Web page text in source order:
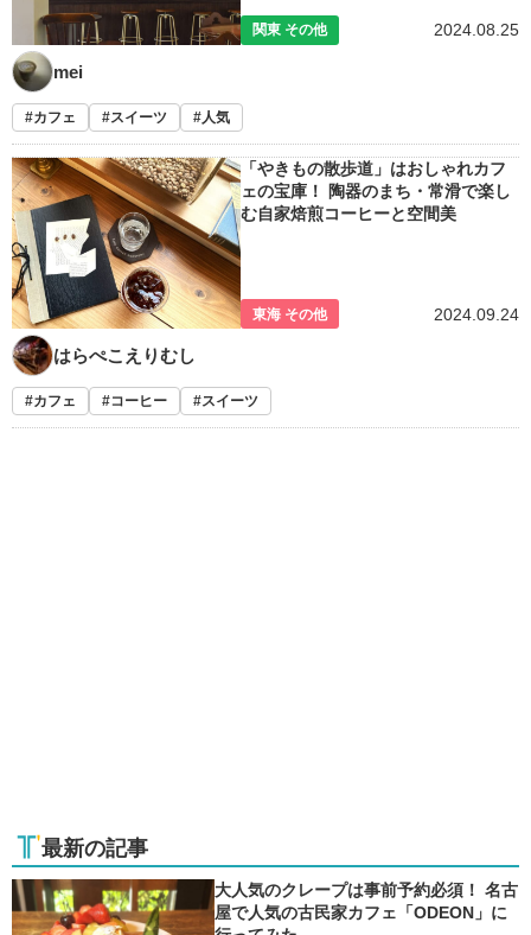
関東 その他 2024.08.25
mei
カフェ スイーツ 人気
「やきもの散歩道」はおしゃれカフ
ェの宝庫！ 陶器のまち・常滑で楽し
む自家焙煎コーヒーと空間美
東海 その他 2024.09.24
はらぺこえりむし
カフェ コーヒー スイーツ
最新の記事
大人気のクレープは事前予約必須！ 名古
屋で人気の古民家カフェ「ODEON」に